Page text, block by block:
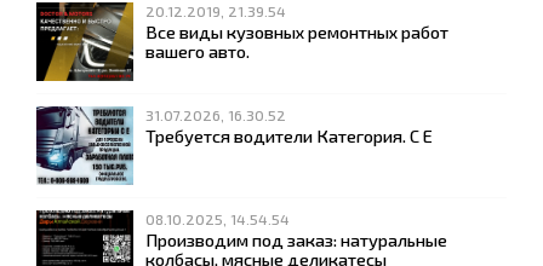
20.12.2019, 21.39.54
Все виды кузовных ремонтных работ
вашего авто.
31.07.2026, 16.30.52
Требуется водители Категория. С Е
08.10.2025, 14.54.54
Производим под заказ: натуральные
колбасы, мясные деликатесы